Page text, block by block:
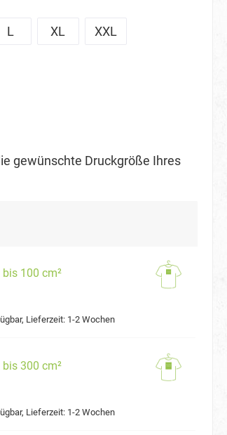
L XL XXL
gewünschte Druckgröße Ihres
100 cm²
Lieferzeit: 1-2 Wochen
300 cm²
Lieferzeit: 1-2 Wochen